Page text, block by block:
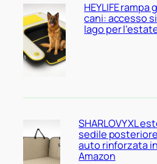
HEYLIFE
cani: accesso
lago per
SHARLOVY XL
sedile
auto rinforzata
Amazon